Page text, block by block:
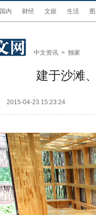
国内 财经 文娱 生活
中文资讯 > 独家
建于沙滩
2015-04-23 15:23:24